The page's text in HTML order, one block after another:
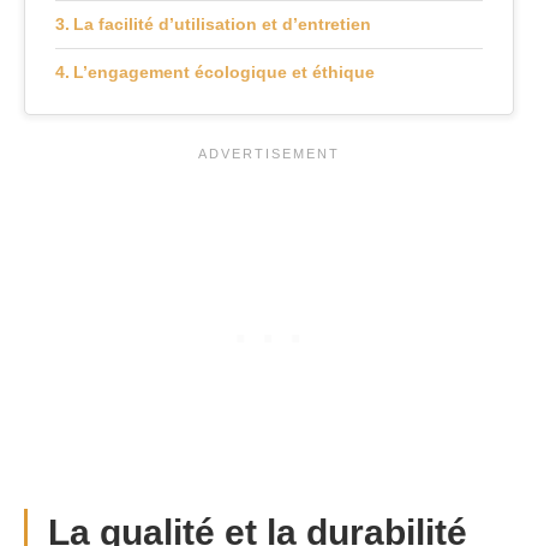
La facilité d’utilisation et d’entretien
L’engagement écologique et éthique
La qualité et la durabilité